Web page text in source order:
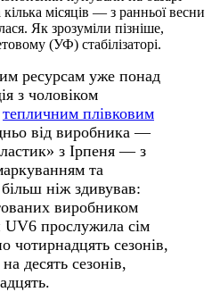
місяців — з ранньої весни
Як зрозуміли пізніше,
(УФ) стабілізаторі.
ресурсам уже понад
з чоловіком
тепличним плівковим
від виробника —
з Ірпеня — з
та
ніж здивував:
виробником
UV6 прослужила сім
чотирнадцять сезонів,
десять сезонів,